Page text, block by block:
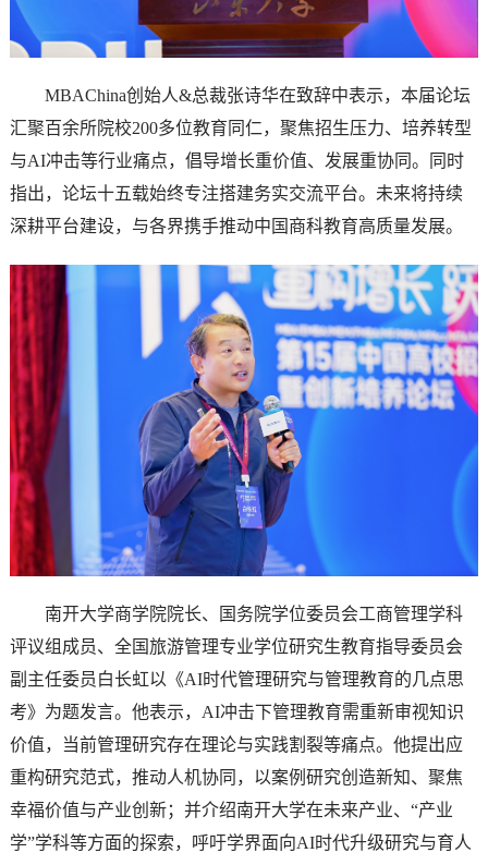
MBAChina创始人&总裁张诗华在致辞中表示，本届论坛
汇聚百余所院校200多位教育同仁，聚焦招生压力、培养转型
与AI冲击等行业痛点，倡导增长重价值、发展重协同。同时
指出，论坛十五载始终专注搭建务实交流平台。未来将持续
深耕平台建设，与各界携手推动中国商科教育高质量发展。
南开大学商学院院长、国务院学位委员会工商管理学科
评议组成员、全国旅游管理专业学位研究生教育指导委员会
副主任委员白长虹以《AI时代管理研究与管理教育的几点思
考》为题发言。他表示，AI冲击下管理教育需重新审视知识
价值，当前管理研究存在理论与实践割裂等痛点。他提出应
重构研究范式，推动人机协同，以案例研究创造新知、聚焦
幸福价值与产业创新；并介绍南开大学在未来产业、“产业
学”学科等方面的探索，呼吁学界面向AI时代升级研究与育人